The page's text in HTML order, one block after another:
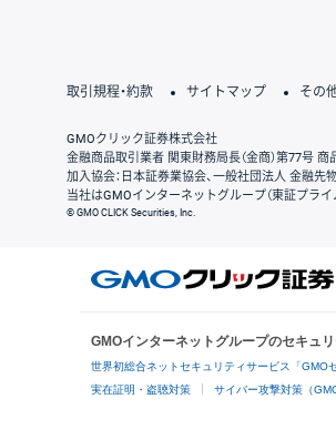
取引規程・約款 サイトマップ その
GMOクリック証券株式会社
金融商品取引業者 関東財務局長（金商）第77号
加入協会：日本証券業協会、一般社団法人 金融先
当社はGMOインターネットグループ（東証プライ
© GMO CLICK Securities, Inc.
GMOインターネットグループのセキュ
世界初総合ネットセキュリティサービス「GMO
実在証明・盗聴対策 サイバー攻撃対策（